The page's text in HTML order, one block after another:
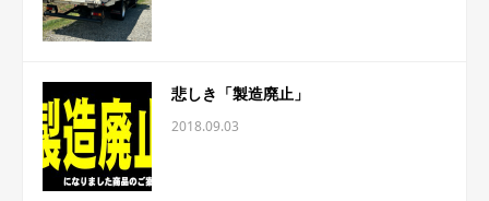
悲しき「製造廃止」
2018.09.03